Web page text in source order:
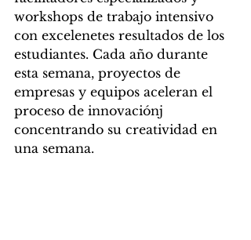
workshops de trabajo intensivo
con excelenetes resultados de los
estudiantes. Cada año durante
esta semana, proyectos de
empresas y equipos aceleran el
proceso de innovaciónj
concentrando su creatividad en
una semana.